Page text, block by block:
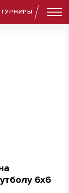
ТУРНИРЫ
Москвы по
6х6